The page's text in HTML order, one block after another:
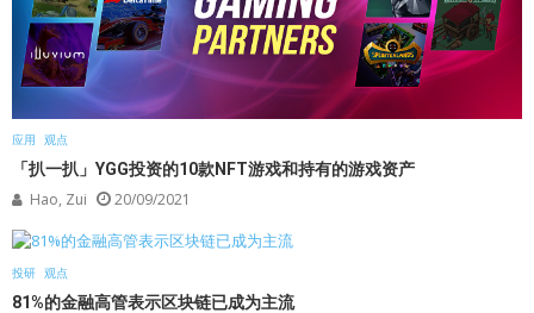
应用 观点
「扒一扒」YGG投资的10款NFT游戏和持有的游戏资产
Hao, Zui 20/09/2021
投研 观点
81%的金融高管表示区块链已成为主流